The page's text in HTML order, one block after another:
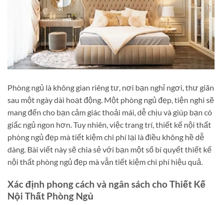
Phòng ngủ là không gian riêng tư, nơi bạn nghỉ ngơi, thư giãn
sau một ngày dài hoạt động. Một phòng ngủ đẹp, tiện nghi sẽ
mang đến cho bạn cảm giác thoải mái, dễ chịu và giúp bạn có
giấc ngủ ngon hơn. Tuy nhiên, việc trang trí, thiết kế nội thất
phòng ngủ đẹp mà tiết kiệm chi phí lại là điều không hề dễ
dàng. Bài viết này sẽ chia sẻ với bạn một số bí quyết thiết kế
nội thất phòng ngủ đẹp mà vẫn tiết kiệm chi phí hiệu quả.
Xác định phong cách và ngân sách cho Thiết Kế
Nội Thất Phòng Ngủ